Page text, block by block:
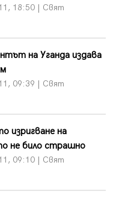
18:50 | Свят
на Уганда издава
09:39 | Свят
изригване на
не било страшно
09:10 | Свят